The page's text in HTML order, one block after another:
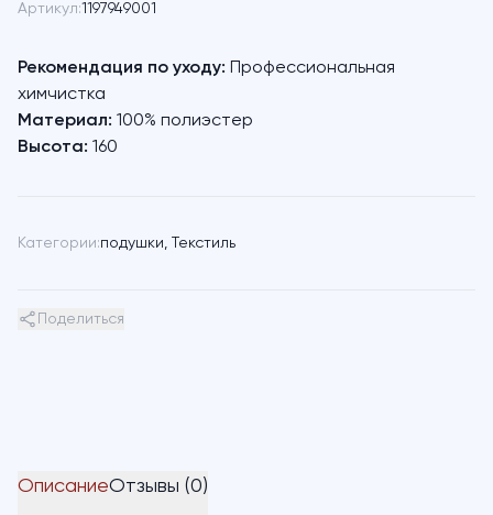
Артикул:1197949001
Рекомендация по уходу: Профессиональная
химчистка
Материал: 100% полиэстер
Высота: 160
Категории:подушки, Текстиль
Поделиться
ОписаниеОтзывы (0)